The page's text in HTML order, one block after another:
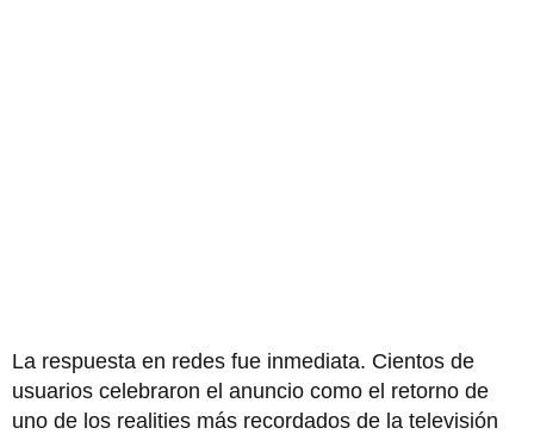
La respuesta en redes fue inmediata. Cientos de
usuarios celebraron el anuncio como el retorno de
uno de los realities más recordados de la televisión